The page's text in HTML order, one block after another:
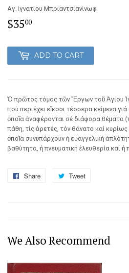
Αγ. Ιγνατίου Μπριαντσιανίνωφ
$3500
ADD TO CART
Ὁ πρῶτος τόμος τῶν Ἔργων τοῦ Ἁγίου
πού περιέχει εἴκοσι τέσσερα κείμενα
ὁποῖα ἀναφέρονται σέ διάφορα θέματα
πάθη, τίς ἀρετές, τόν θάνατο καί
ὁποῖα συνυπάρχουν ἡ εὐαγγελική
βαθύτητα, ἡ πνευματική ἐλευθερία καί ἡ
Share
Share
Tweet
We Also Recommend